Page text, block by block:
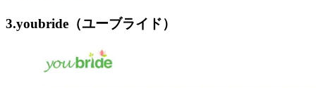
3.youbride（ユーブライド）